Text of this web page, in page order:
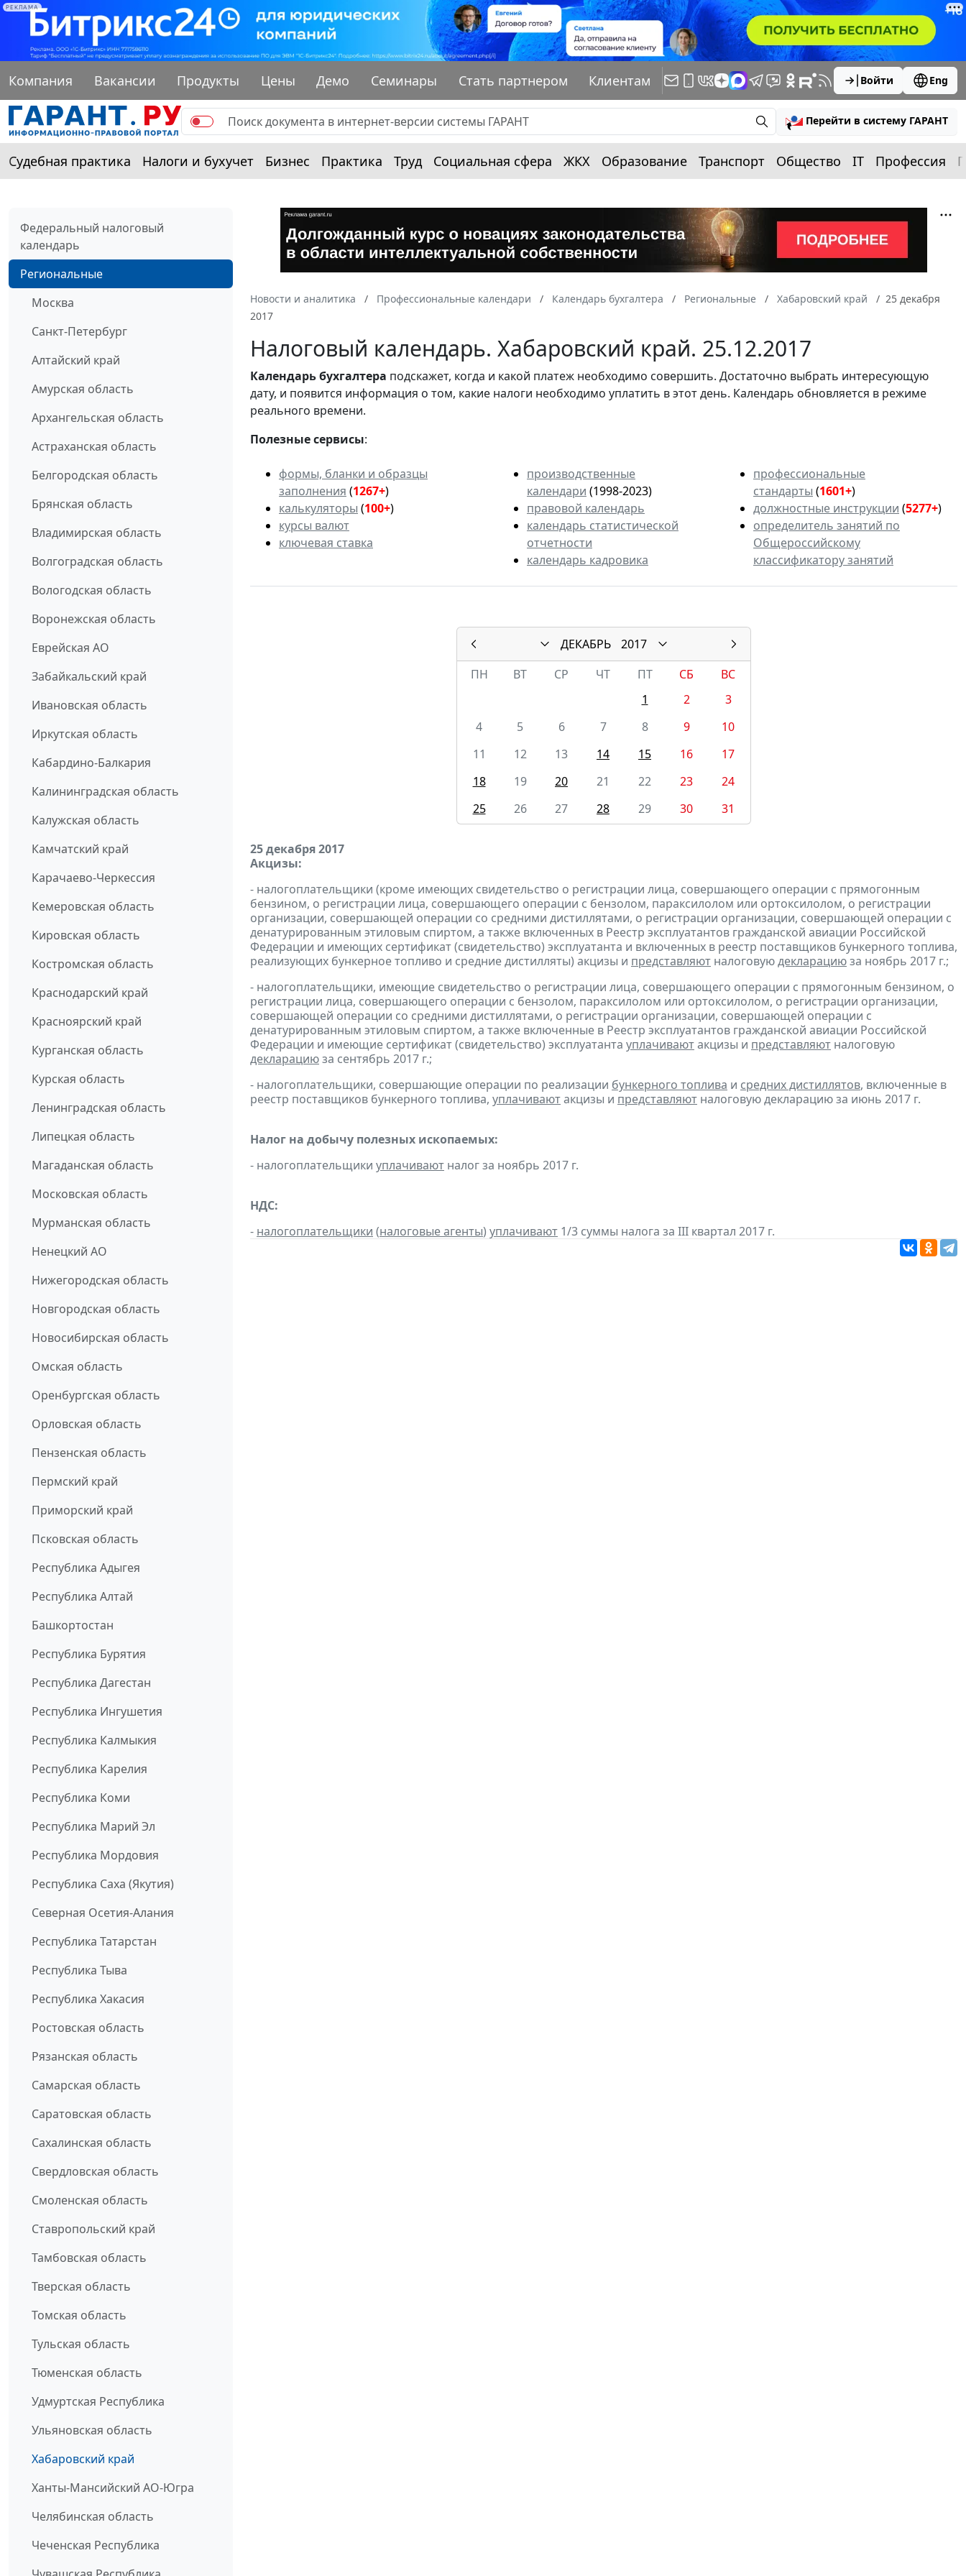
РЕКЛАМА
Компания Вакансии Продукты Цены Демо Семинары Стать партнером Клиентам Войти Eng
Перейти в систему ГАРАНТ
Судебная практика Налоги и бухучет Бизнес Практика Труд Социальная сфера ЖКХ Образование Транспорт Общество IT Профессия
Федеральный налоговый
календарь
Региональные
Москва
Санкт-Петербург
Алтайский край
Амурская область
Архангельская область
Астраханская область
Белгородская область
Брянская область
Владимирская область
Волгоградская область
Вологодская область
Воронежская область
Еврейская АО
Забайкальский край
Ивановская область
Иркутская область
Кабардино-Балкария
Калининградская область
Калужская область
Камчатский край
Карачаево-Черкессия
Кемеровская область
Кировская область
Костромская область
Краснодарский край
Красноярский край
Курганская область
Курская область
Ленинградская область
Липецкая область
Магаданская область
Московская область
Мурманская область
Ненецкий АО
Нижегородская область
Новгородская область
Новосибирская область
Омская область
Оренбургская область
Орловская область
Пензенская область
Пермский край
Приморский край
Псковская область
Республика Адыгея
Республика Алтай
Башкортостан
Республика Бурятия
Республика Дагестан
Республика Ингушетия
Республика Калмыкия
Республика Карелия
Республика Коми
Республика Марий Эл
Республика Мордовия
Республика Саха (Якутия)
Северная Осетия-Алания
Республика Татарстан
Республика Тыва
Республика Хакасия
Ростовская область
Рязанская область
Самарская область
Саратовская область
Сахалинская область
Свердловская область
Смоленская область
Ставропольский край
Тамбовская область
Тверская область
Томская область
Тульская область
Тюменская область
Удмуртская Республика
Ульяновская область
Хабаровский край
Ханты-Мансийский АО-Югра
Челябинская область
Чеченская Республика
Новости и аналитика Профессиональные календари Календарь бухгалтера Региональные Хабаровский край
25 декабря
2017
Налоговый календарь. Хабаровский край. 25.12.2017
Календарьбухгалтера подскажет, когда и какой платеж необходимо совершить. Достаточно выбрать интересующую
дату, и появится информация о том, какие налоги необходимо уплатить в этот день. Календарь обновляется в режиме
реального времени.
Полезные сервисы:
формы, бланки и образцы
заполнения (1267+)
калькуляторы (100+)
курсы валют
ключевая ставка
производственные
календари (1998-2023)
правовой календарь
календарь статистической
отчетности
календарь кадровика
профессиональные
стандарты (1601+)
должностные инструкции (5277+)
определитель занятий по
Общероссийскому
классификатору занятий
ДЕКАБРЬ
2017
ПН
ВТ СР ЧТ ПТ СБ
ВС
1
2
3
4
5 6 7 8 9
10
11
12 13 14 15 16
17
18
19 20 21 22 23
24
25
26 27 28 29 30 31
25 декабря 2017
Акцизы:
- налогоплательщики (кроме имеющих свидетельство о регистрации лица, совершающего операции с прямогонным
бензином, о регистрации лица, совершающего операции с бензолом, параксилолом или ортоксилолом, о регистрации
организации, совершающей операции со средними дистиллятами, о регистрации организации, совершающей операции с
денатурированным этиловым спиртом, а также включенных в Реестр эксплуатантов гражданской авиации Российской
Федерации и имеющих сертификат (свидетельство) эксплуатанта и включенных в реестр поставщиков бункерного топлива,
реализующих бункерное топливо и средние дистилляты) акцизы и представляют налоговуюдекларациюза ноябрь 2017 г.;
- налогоплательщики, имеющие свидетельство о регистрации лица, совершающего операции с прямогонным бензином, о
регистрации лица, совершающего операции с бензолом, параксилолом или ортоксилолом, о регистрации организации,
совершающей операции со средними дистиллятами, о регистрации организации, совершающей операции с
денатурированным этиловым спиртом, а также включенные в Реестр эксплуатантов гражданской авиации Российской
Федерации и имеющие сертификат (свидетельство) эксплуатанта уплачиваютакцизы и представляют налоговую
декларациюза сентябрь 2017 г.;
- налогоплательщики, совершающие операции по реализации бункерного топлива и средних дистиллятов, включенные в
реестр поставщиков бункерного топлива, уплачиваютакцизы и представляют налоговую декларацию за июнь 2017 г.
Налог на добычу полезных ископаемых:
- налогоплательщики уплачивают налог за ноябрь 2017 г.
НДС:
- налогоплательщики (налоговые агенты) уплачивают 1/3 суммы налога за III квартал 2017 г.